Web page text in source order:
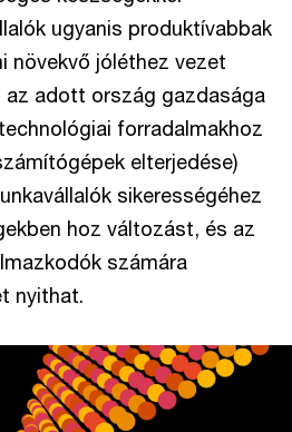
ugyanis produktívabbak
növekvő jóléthez vezet
az adott ország gazdasága
forradalmakhoz
elterjedése)
sikerességéhez
hoz változást, és az
számára
nyithat.